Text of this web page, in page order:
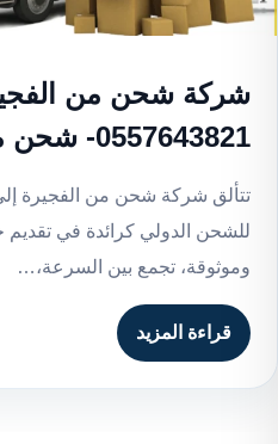
شركة شحن من
0557643821- شحن موثوق وآمن
تتألق شركة شحن من الفجيرة
للشحن الدولي كرائدة في
وموثوقة، تجمع بين السرعة،…
قراءة المزيد